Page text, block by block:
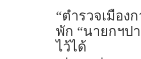
“ตำรวจเมือง
พัก “นายกฯป
ไว้ได้